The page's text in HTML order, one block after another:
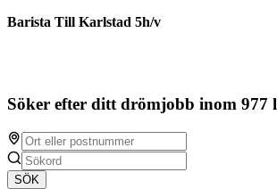
Barista Till Karlstad 5h/v
Söker efter ditt drömjobb inom 977
SÖK